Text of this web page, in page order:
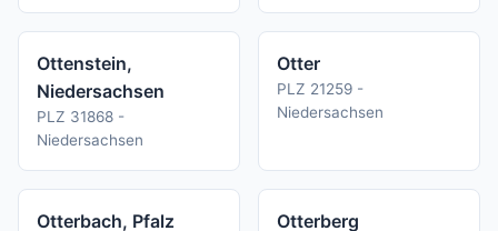
Ottenstein,
Niedersachsen
PLZ 31868 -
Niedersachsen
Otter
PLZ 21259 -
Niedersachsen
Otterbach, Pfalz Otterberg